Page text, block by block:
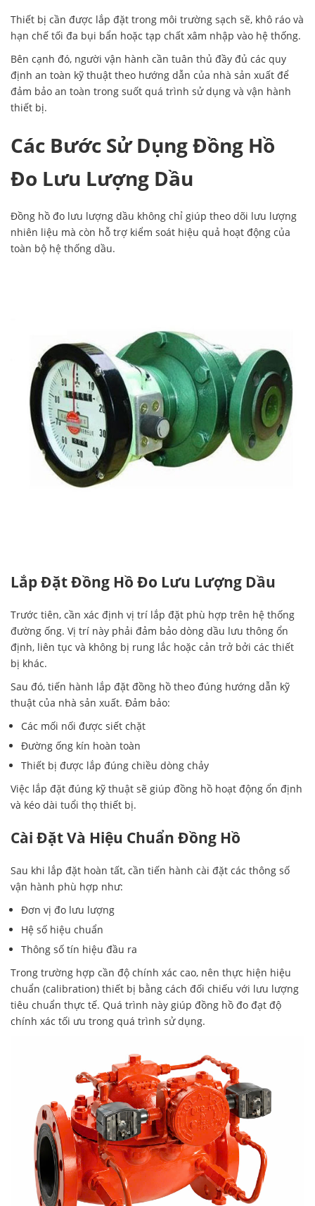
Thiết bị cần được lắp đặt trong môi trường sạch sẽ, khô ráo và
hạn chế tối đa bụi bẩn hoặc tạp chất xâm nhập vào hệ thống.
Bên cạnh đó, người vận hành cần tuân thủ đầy đủ các quy
định an toàn kỹ thuật theo hướng dẫn của nhà sản xuất để
đảm bảo an toàn trong suốt quá trình sử dụng và vận hành
thiết bị.
Các Bước Sử Dụng Đồng Hồ
Đo Lưu Lượng Dầu
Đồng hồ đo lưu lượng dầu không chỉ giúp theo dõi lưu lượng
nhiên liệu mà còn hỗ trợ kiểm soát hiệu quả hoạt động của
toàn bộ hệ thống dầu.
Lắp Đặt Đồng Hồ Đo Lưu Lượng Dầu
Trước tiên, cần xác định vị trí lắp đặt phù hợp trên hệ thống
đường ống. Vị trí này phải đảm bảo dòng dầu lưu thông ổn
định, liên tục và không bị rung lắc hoặc cản trở bởi các thiết
bị khác.
Sau đó, tiến hành lắp đặt đồng hồ theo đúng hướng dẫn kỹ
thuật của nhà sản xuất. Đảm bảo:
Các mối nối được siết chặt
Đường ống kín hoàn toàn
Thiết bị được lắp đúng chiều dòng chảy
Việc lắp đặt đúng kỹ thuật sẽ giúp đồng hồ hoạt động ổn định
và kéo dài tuổi thọ thiết bị.
Cài Đặt Và Hiệu Chuẩn Đồng Hồ
Sau khi lắp đặt hoàn tất, cần tiến hành cài đặt các thông số
vận hành phù hợp như:
Đơn vị đo lưu lượng
Hệ số hiệu chuẩn
Thông số tín hiệu đầu ra
Trong trường hợp cần độ chính xác cao, nên thực hiện hiệu
chuẩn (calibration) thiết bị bằng cách đối chiếu với lưu lượng
tiêu chuẩn thực tế. Quá trình này giúp đồng hồ đo đạt độ
chính xác tối ưu trong quá trình sử dụng.